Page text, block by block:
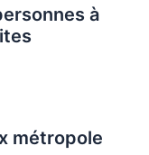
à
métropole